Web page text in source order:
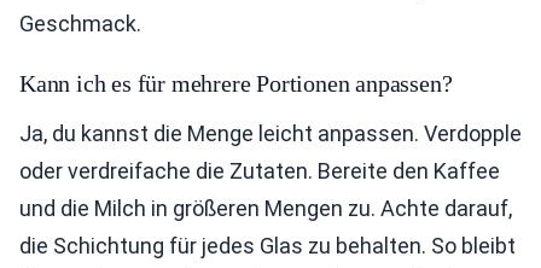
Geschmack.
Kann ich es für mehrere Portionen anpassen?
Ja, du kannst die Menge leicht anpassen. Verdopple
oder verdreifache die Zutaten. Bereite den Kaffee
und die Milch in größeren Mengen zu. Achte darauf,
die Schichtung für jedes Glas zu behalten. So bleibt